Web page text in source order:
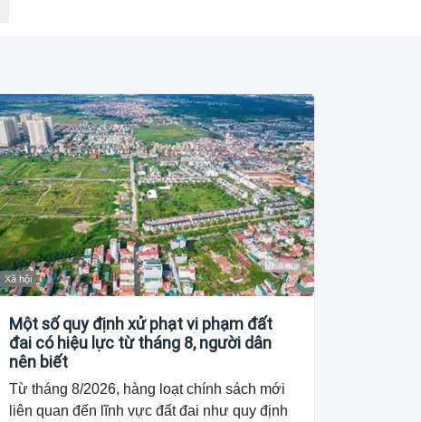
Xã hội
Một số quy định xử phạt vi phạm đất
đai có hiệu lực từ tháng 8, người dân
nên biết
Từ tháng 8/2026, hàng loạt chính sách mới
liên quan đến lĩnh vực đất đai như quy định